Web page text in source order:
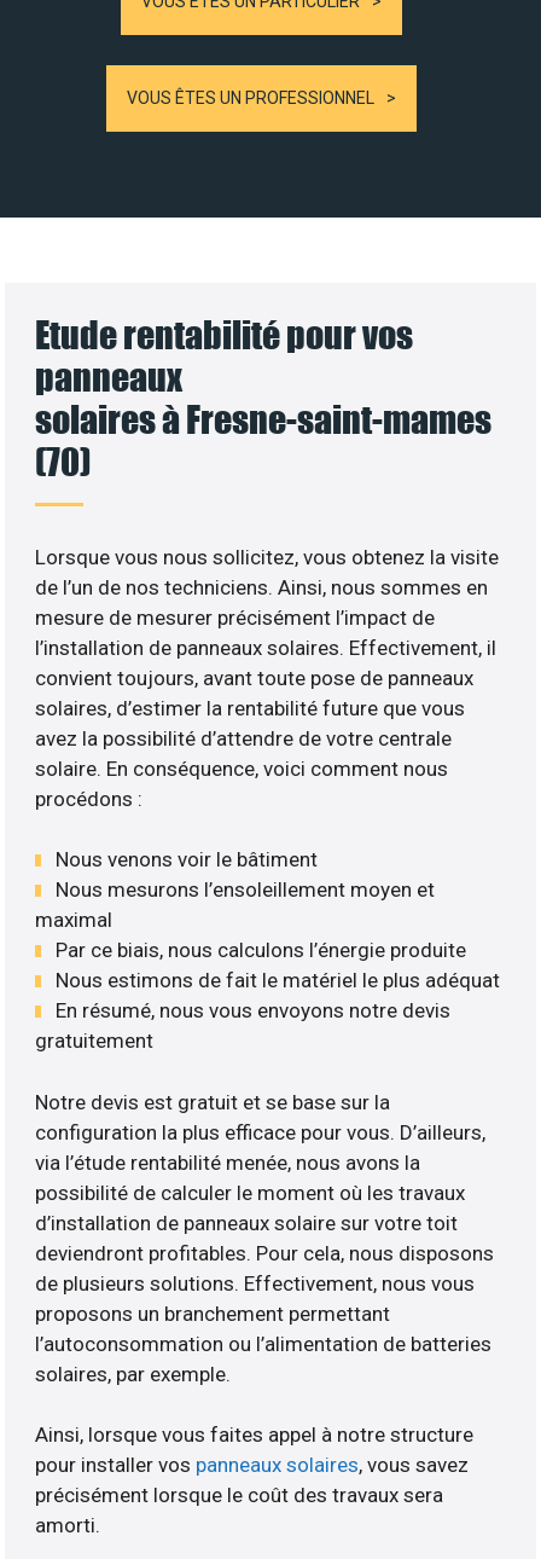
VOUS ÊTES UN PROFESSIONNEL
Etude rentabilité pour vos
panneaux
solaires à Fresne-saint-mames
(70)
Lorsque vous nous sollicitez, vous obtenez la visite
de l’un de nos techniciens. Ainsi, nous sommes en
mesure de mesurer précisément l’impact de
l’installation de panneaux solaires. Effectivement, il
convient toujours, avant toute pose de panneaux
solaires, d’estimer la rentabilité future que vous
avez la possibilité d’attendre de votre centrale
solaire. En conséquence, voici comment nous
procédons :
Nous venons voir le bâtiment
Nous mesurons l’ensoleillement moyen et
maximal
Par ce biais, nous calculons l’énergie produite
Nous estimons de fait le matériel le plus adéquat
En résumé, nous vous envoyons notre devis
gratuitement
Notre devis est gratuit et se base sur la
configuration la plus efficace pour vous. D’ailleurs,
via l’étude rentabilité menée, nous avons la
possibilité de calculer le moment où les travaux
d’installation de panneaux solaire sur votre toit
deviendront profitables. Pour cela, nous disposons
de plusieurs solutions. Effectivement, nous vous
proposons un branchement permettant
l’autoconsommation ou l’alimentation de batteries
solaires, par exemple.
Ainsi, lorsque vous faites appel à notre structure
pour installer vos panneaux solaires, vous savez
précisément lorsque le coût des travaux sera
amorti.